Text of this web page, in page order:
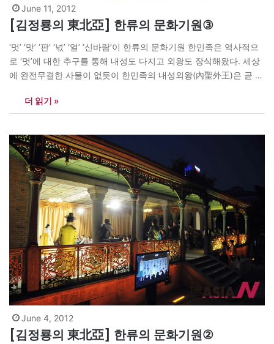
June 11, 2012
[김정룡의 東北亞] 한류의 문화기원③
‘멋’ ‘맛’ ‘판’ ‘넋’ ‘얼’ ‘신바람’이 한류의 문화기원 한민족은 역사적으
로 ‘멋’에 대한 추구를 통해 내성도 다지고 외왕도 장식해왔다. 세상
에 완전무결한 사물이 없듯이 한민족의 내성외왕(內聖外王)은 곧 내
관습이 지속되어왔다. 단군신화에서 ‘홍익인간사상’이라는 고귀한
문구는 ‘멋’의 내성에 대한 추구라고 이해해야 마땅할 것이다. 중국
더 읽기 »
June 4, 2012
[김정룡의 東北亞] 한류의 문화기원②